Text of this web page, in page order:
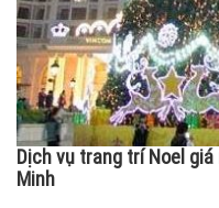
Dịch vụ trang trí Noel
Minh